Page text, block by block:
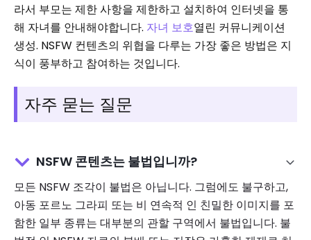
라서 부모는 제한 사항을 제한하고 설치하여 인터넷을 통
해 자녀를 안내해야합니다. 자녀 보호열린 커뮤니케이션
생성. NSFW 컨텐츠의 위협을 다루는 가장 좋은 방법은 지
식이 풍부하고 참여하는 것입니다.
자주 묻는 질문
NSFW 콘텐츠는 불법입니까?
모든 NSFW 조각이 불법은 아닙니다. 그럼에도 불구하고,
아동 포르노 그라피 또는 비 연속적 인 친밀한 이미지를 포
함한 일부 종류는 대부분의 관할 구역에서 불법입니다. 불